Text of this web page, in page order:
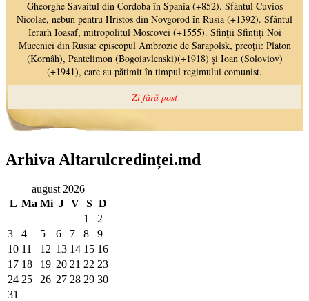
Arhiva Altarulcredinței.md
august 2026
L Ma Mi J V S D
1
2
3
4 5 6 7 8
9
10 11 12 13 14 15 16
17 18 19 20 21 22 23
24 25 26 27 28 29 30
31